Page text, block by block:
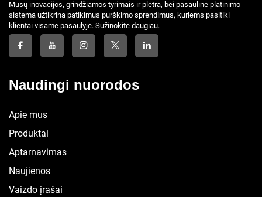
Mūsų inovacijos, grindžiamos tyrimais ir plėtra, bei pasaulinė platinimo
sistema užtikrina patikimus purškimo sprendimus, kuriems pasitiki
klientai visame pasaulyje. Sužinokite daugiau.
Naudingi nuorodos
Apie mus
Produktai
Aptarnavimas
Naujienos
Vaizdo įrašai